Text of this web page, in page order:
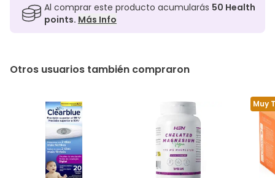
Al comprar este producto acumularás 50 Health
points. Más Info
Otros usuarios también compraron
Muy